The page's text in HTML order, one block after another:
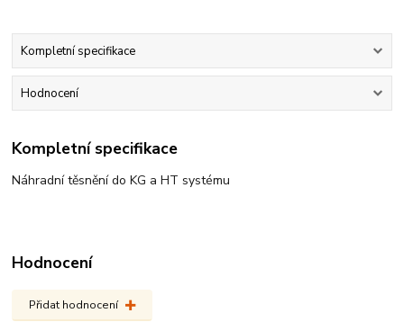
Kompletní specifikace
Hodnocení
Kompletní specifikace
Náhradní těsnění do KG a HT systému
Hodnocení
Přidat hodnocení